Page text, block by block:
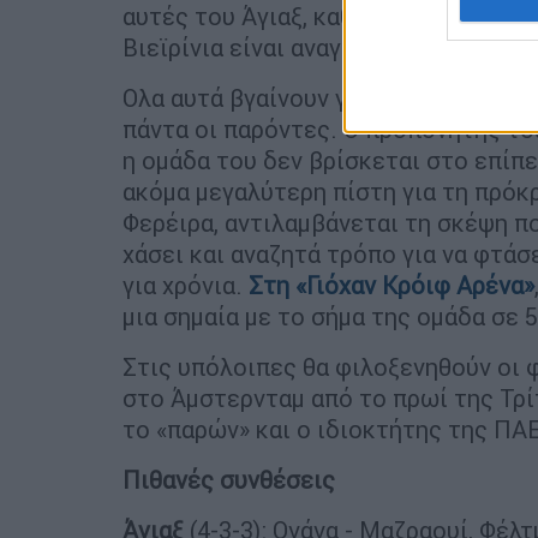
αυτές του Άγιαξ, καθώς οι Πόντους
Βιεϊρίνια είναι αναγκασμένοι να
Ολα αυτά βγαίνουν γρήγορα από τη
πάντα οι παρόντες. Ο προπονητής
η ομάδα του δεν βρίσκεται στο
ακόμα μεγαλύτερη πίστη για τη
Φερέιρα, αντιλαμβάνεται τη σκέψη
χάσει και αναζητά τρόπο για να
για χρόνια. Στη «Γιόχαν Κρόιφ Αρένα»
μια σημαία με το σήμα της ομάδα σε
Στις υπόλοιπες θα φιλοξενηθούν
στο Άμστερνταμ από το πρωί της
το «παρών» και ο ιδιοκτήτης της
Πιθανές συνθέσεις
Άγιαξ (4-3-3): Ονάνα - Μαζραουί,